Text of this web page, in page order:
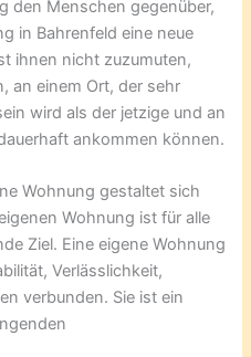
den Menschen gegenüber,
in Bahrenfeld eine neue
ihnen nicht zuzumuten,
an einem Ort, der sehr
wird als der jetzige und an
ankommen können.
Wohnung gestaltet sich
Wohnung ist für alle
Ziel. Eine eigene Wohnung
Verlässlichkeit,
verbunden. Sie ist ein